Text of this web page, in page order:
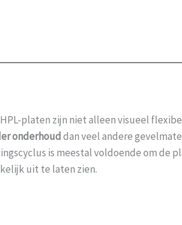
platen zijn niet alleen visueel
onderhouddan veel andere
is meestal voldoende om de
uit te laten zien.